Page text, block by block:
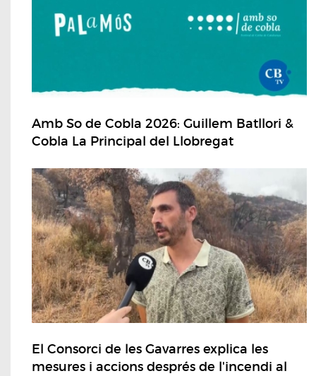
Amb So de Cobla 2026: Guillem Batllori &
Cobla La Principal del Llobregat
El Consorci de les Gavarres explica les
mesures i accions després de l'incendi al